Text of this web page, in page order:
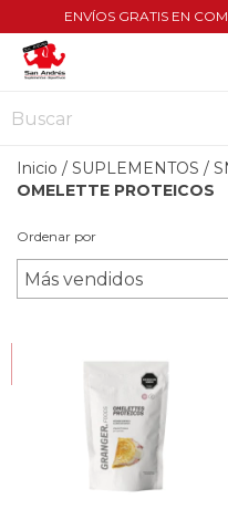
ENVÍOS GRATIS EN
Inicio / SUPLEMENTOS /
OMELETTE PROTEICOS
Ordenar por
COMPRANDO EN CANTIDAD